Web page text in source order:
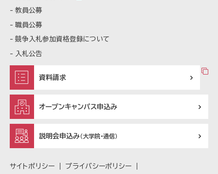
教員公募
職員公募
競争入札参加資格登録について
入札公告
資料請求
オープンキャンパス申込み
説明会申込み（大学院・通信）
サイトポリシー プライバシーポリシー